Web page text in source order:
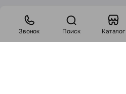
Звонок Поиск Каталог